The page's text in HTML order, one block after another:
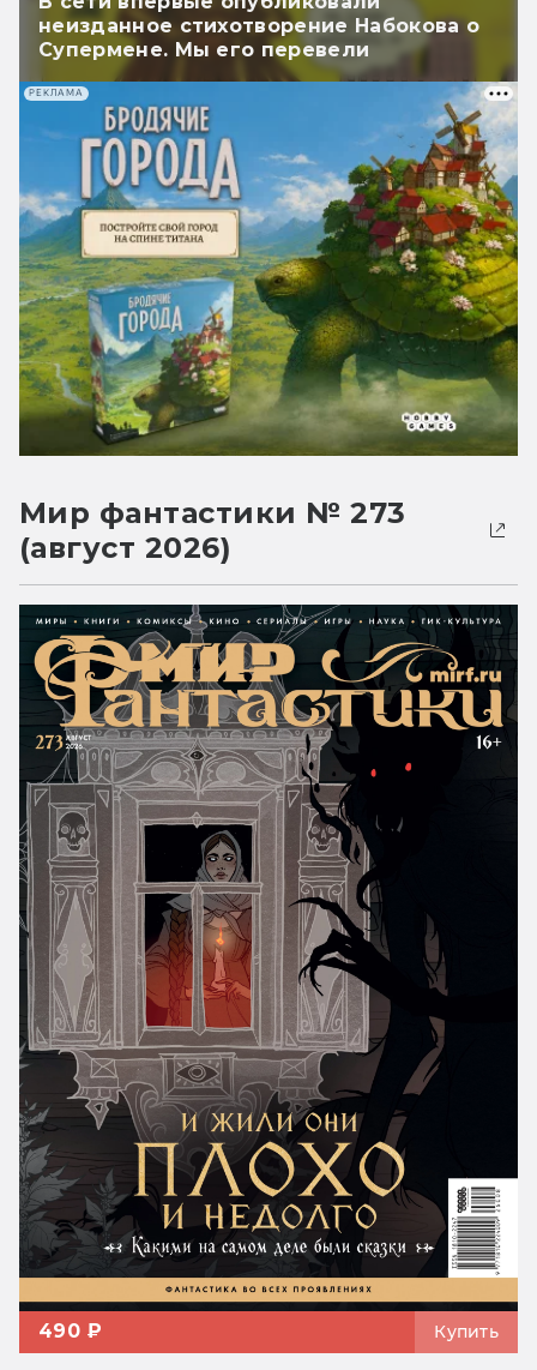
неизданное стихотворение Набокова о
Супермене. Мы его перевели
РЕКЛАМА
Мир фантастики № 273
(август 2026)
490 ₽ Купить